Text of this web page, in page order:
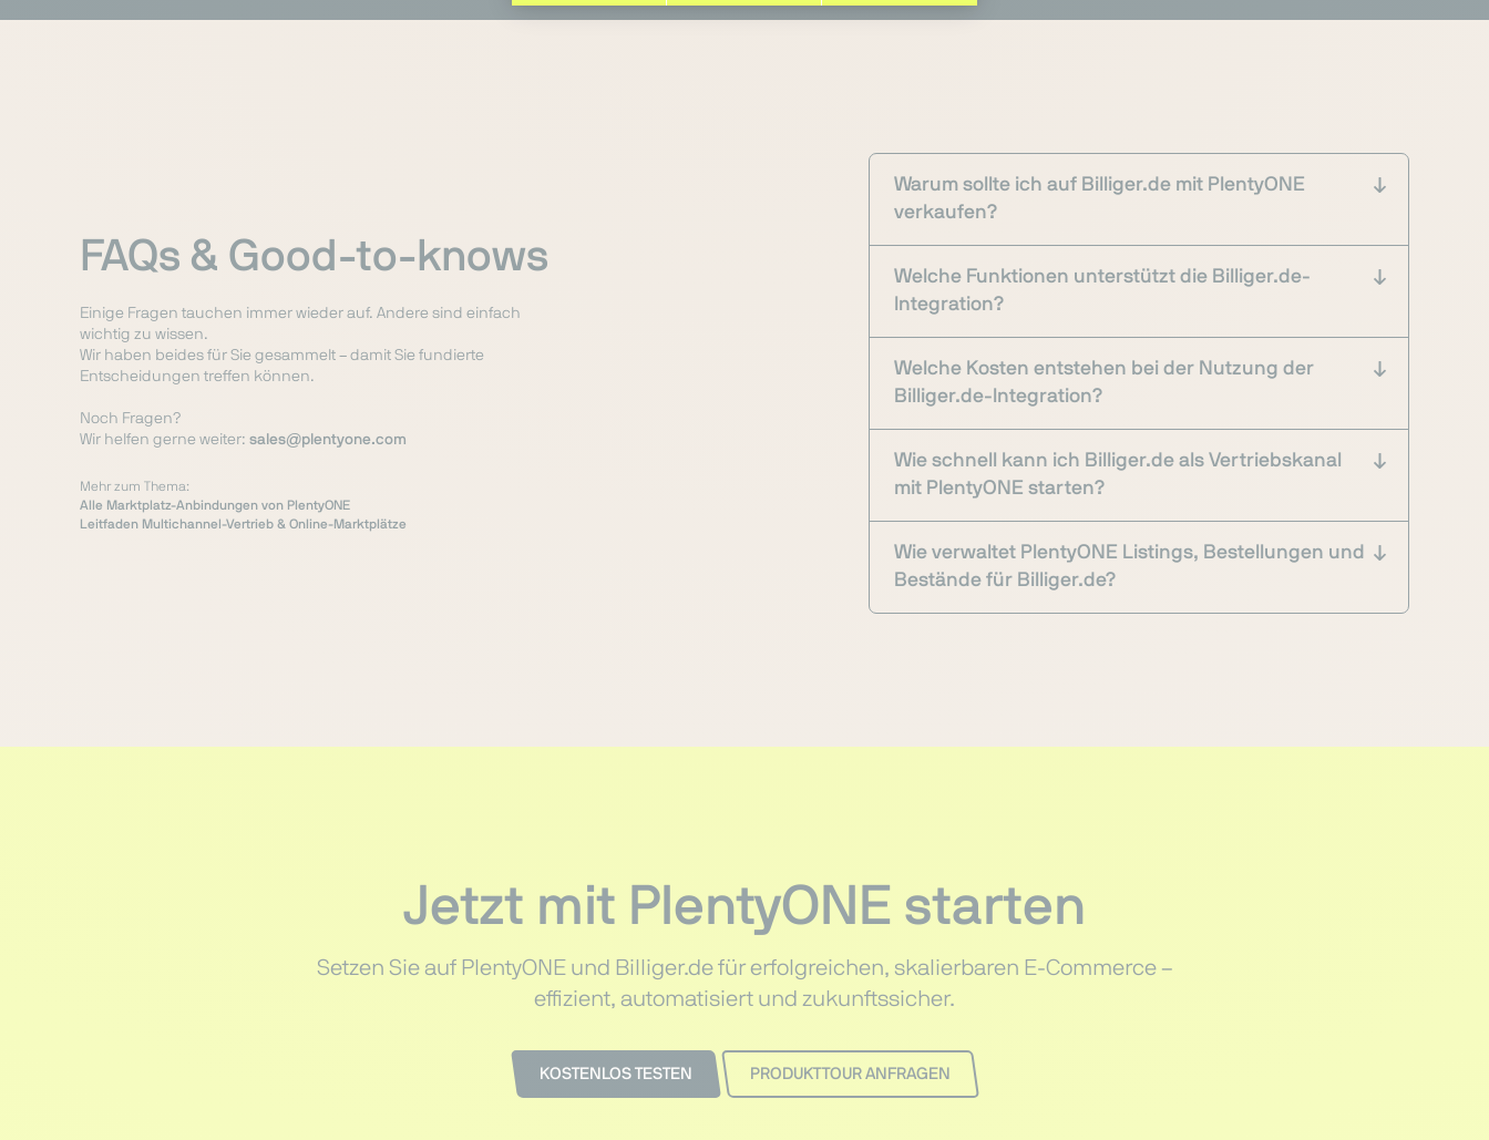
FAQs & Good-to-knows
Einige Fragen tauchen immer wieder auf. Andere sind einfach
wichtig zu wissen.
Wir haben beides für Sie gesammelt – damit Sie fundierte
Entscheidungen treffen können.
Noch Fragen?
Wir helfen gerne weiter: sales@plentyone.com
Mehr zum Thema:
Alle Marktplatz-Anbindungen von PlentyONE
Leitfaden Multichannel-Vertrieb & Online-Marktplätze
Warum sollte ich auf Billiger.de mit PlentyONE
verkaufen?
Welche Funktionen unterstützt die Billiger.de-
Integration?
Welche Kosten entstehen bei der Nutzung der
Billiger.de-Integration?
Wie schnell kann ich Billiger.de als Vertriebskanal
mit PlentyONE starten?
Wie verwaltet PlentyONE Listings, Bestellungen und
Bestände für Billiger.de?
Jetzt mit PlentyONE starten
Setzen Sie auf PlentyONE und Billiger.de für erfolgreichen, skalierbaren E-Commerce –
effizient, automatisiert und zukunftssicher.
KOSTENLOS TESTEN PRODUKTTOUR ANFRAGEN